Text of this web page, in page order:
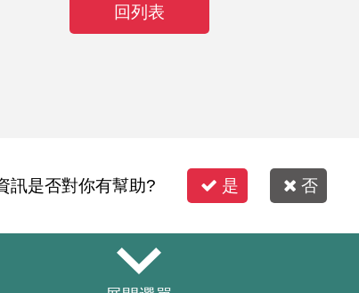
回列表
訊是否對你有幫助? 是 否